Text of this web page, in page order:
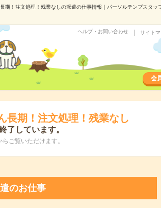
期！注文処理！残業なしの派遣の仕事情報｜パーソルテンプスタッ
ヘルプ・お問い合わせ サイト
会
長期！注文処理！残業なし
了しています。
ご覧いただけます。
のお仕事